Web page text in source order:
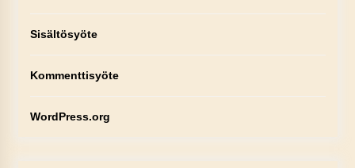
Sisältösyöte
Kommenttisyöte
WordPress.org